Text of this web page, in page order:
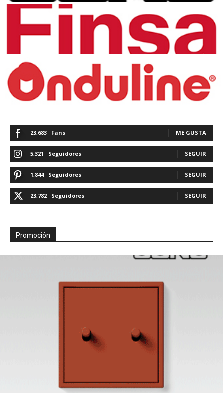
23,683 Fans ME GUSTA
5,321 Seguidores SEGUIR
1,844 Seguidores SEGUIR
23,782 Seguidores SEGUIR
Promoción